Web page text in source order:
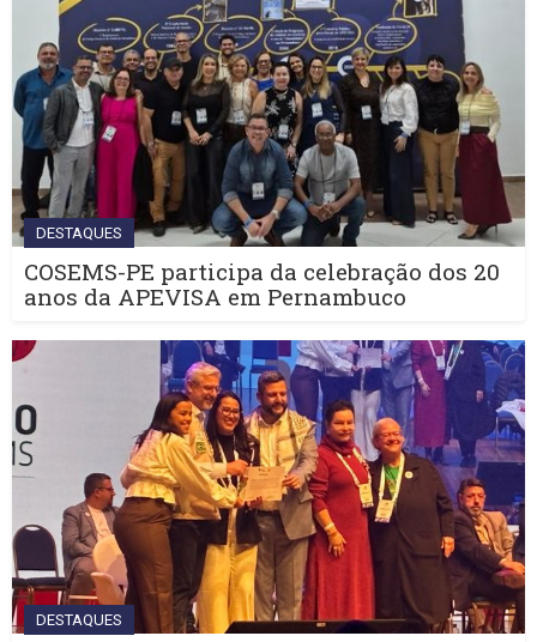
DESTAQUES
COSEMS-PE participa da celebração dos 20
anos da APEVISA em Pernambuco
DESTAQUES